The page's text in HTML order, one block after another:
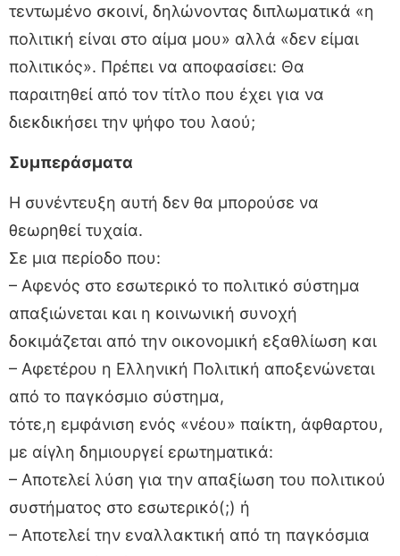
τεντωμένο σκοινί, δηλώνοντας διπλωματικά «η
πολιτική είναι στο αίμα μου» αλλά «δεν είμαι
πολιτικός». Πρέπει να αποφασίσει: Θα
παραιτηθεί από τον τίτλο που έχει για να
διεκδικήσει την ψήφο του λαού;
Συμπεράσματα
Η συνέντευξη αυτή δεν θα μπορούσε να
θεωρηθεί τυχαία.
Σε μια περίοδο που:
– Αφενός στο εσωτερικό το πολιτικό σύστημα
απαξιώνεται και η κοινωνική συνοχή
δοκιμάζεται από την οικονομική εξαθλίωση και
– Αφετέρου η Ελληνική Πολιτική αποξενώνεται
από το παγκόσμιο σύστημα,
τότε,η εμφάνιση ενός «νέου» παίκτη, άφθαρτου,
με αίγλη δημιουργεί ερωτηματικά:
– Αποτελεί λύση για την απαξίωση του πολιτικού
συστήματος στο εσωτερικό(;) ή
– Αποτελεί την εναλλακτική από τη παγκόσμια